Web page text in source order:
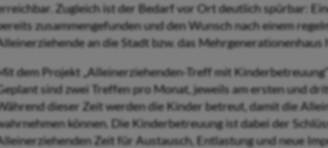
Zugleich ist der Bedarf vor Ort deutlich spürbar:
zusammengefunden und den Wunsch nach einem
an die Stadt bzw. das Mehrgenerationenhaus
dem Projekt „Alleinerziehenden-Treff mit
sind zwei Treffen pro Monat, jeweils am ersten und
dieser Zeit werden die Kinder betreut, damit die
können. Die Kinderbetreuung ist dabei der
Zeit für Austausch, Entlastung und neue